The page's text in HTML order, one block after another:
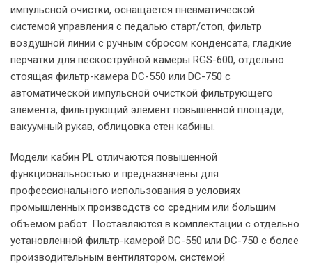
импульсной очистки, оснащается пневматической
системой управления с педалью старт/стоп, фильтр
воздушной линии с ручным сбросом конденсата, гладкие
перчатки для пескоструйной камеры RGS-600, отдельно
стоящая фильтр-камера DC-550 или DC-750 с
автоматической импульсной очисткой фильтрующего
элемента, фильтрующий элемент повышенной площади,
вакуумный рукав, облицовка стен кабины.
Модели кабин PL отличаются повышенной
функциональностью и предназначены для
профессионального использования в условиях
промышленных производств со средним или большим
объемом работ. Поставляются в комплектации с отдельно
установленной фильтр-камерой DC-550 или DC-750 с более
производительным вентилятором, системой